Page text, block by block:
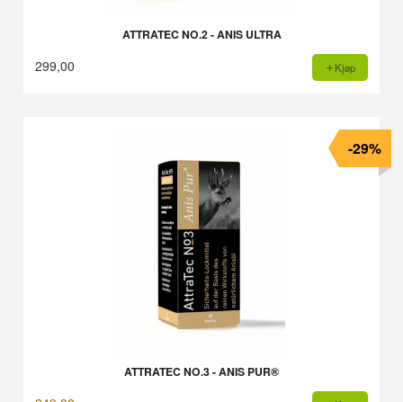
ATTRATEC NO.2 - ANIS ULTRA
299,00 Kjøp
ATTRATEC NO.3 - ANIS PUR®
-29%